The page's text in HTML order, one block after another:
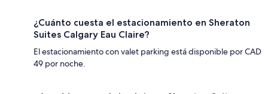
¿Cuánto cuesta el estacionamiento en Sheraton
Suites Calgary Eau Claire?
El estacionamiento con valet parking está disponible por CAD
49 por noche.